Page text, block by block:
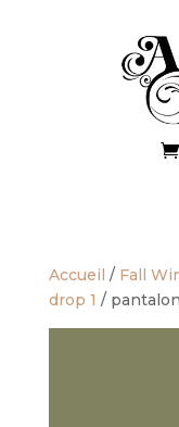
Accueil / Fall
drop 1 /